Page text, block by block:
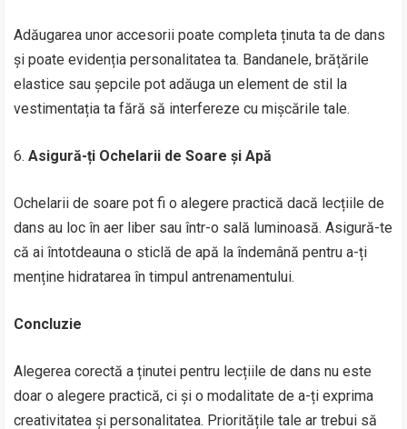
Adăugarea unor accesorii poate completa ținuta ta de dans
și poate evidenția personalitatea ta. Bandanele, brățările
elastice sau șepcile pot adăuga un element de stil la
vestimentația ta fără să interfereze cu mișcările tale.
6.Asigură-ți Ochelarii de Soare și Apă
Ochelarii de soare pot fi o alegere practică dacă lecțiile de
dans au loc în aer liber sau într-o sală luminoasă. Asigură-te
că ai întotdeauna o sticlă de apă la îndemână pentru a-ți
menține hidratarea în timpul antrenamentului.
Concluzie
Alegerea corectă a ținutei pentru lecțiile de dans nu este
doar o alegere practică, ci și o modalitate de a-ți exprima
creativitatea și personalitatea. Prioritățile tale ar trebui să